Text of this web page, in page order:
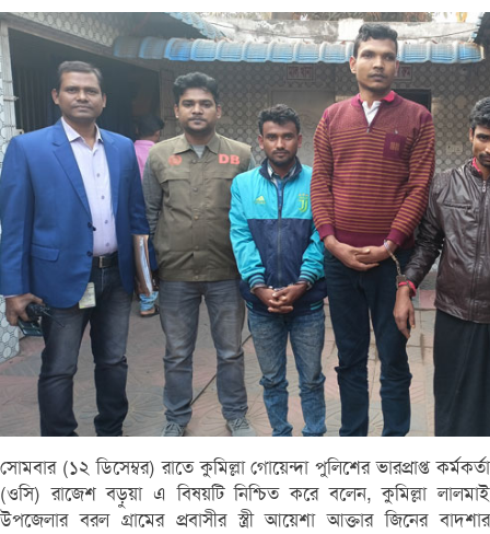
সোমবার (১২ ডিসেম্বর) রাতে কুমিল্লা গোয়েন্দা পুলিশের ভারপ্রাপ্ত কর্মকর্তা
(ওসি) রাজেশ বড়ুয়া এ বিষয়টি নিশ্চিত করে বলেন, কুমিল্লা লালমাই
উপজেলার বরল গ্রামের প্রবাসীর স্ত্রী আয়েশা আক্তার জিনের বাদশার